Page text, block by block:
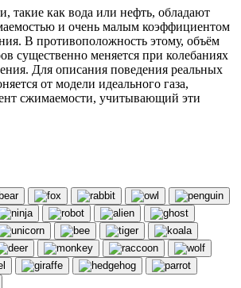
такие как вода или нефть, обладают
и очень малым коэффициентом
В противоположность этому, объём
существенно меняется при колебаниях
Для описания поведения реальных
от модели идеального газа,
сжимаемости, учитывающий эти